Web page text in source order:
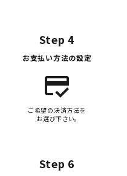
Step 4
お支払い方法の設定
credit_score
ご希望の決済方法を
お選び下さい。
Step 6